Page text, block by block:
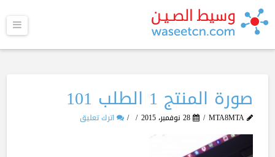
صورة المنتج 1 الطلب 101
MTA8MTA 28 نوفمبر، 2015 اترك تعليق